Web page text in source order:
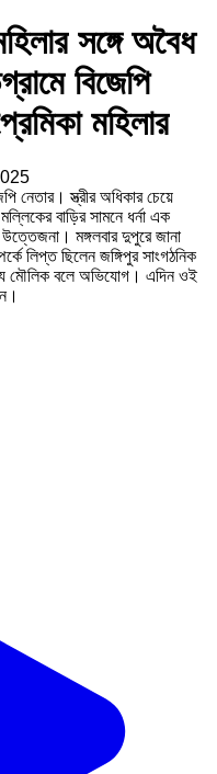
সঙ্গে অবৈধ
বিজেপি
মহিলার
নেতার। স্ত্রীর অধিকার চেয়ে
বাড়ির সামনে ধর্না এক
মঙ্গলবার দুপুরে জানা
লিপ্ত ছিলেন জঙ্গিপুর সাংগঠনিক
মৌলিক বলে অভিযোগ। এদিন ওই